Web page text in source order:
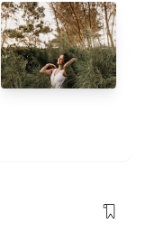
#Happy Women's Day